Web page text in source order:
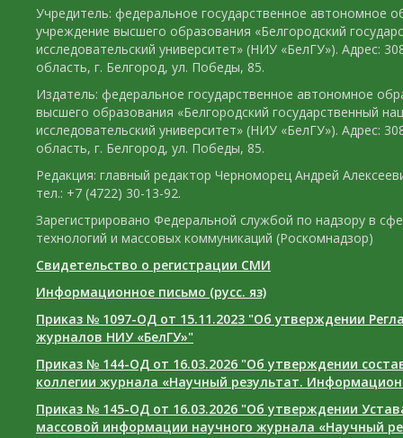
Учредитель: федеральное государственное автономное
учреждение высшего образования «Белгородский
исследовательский университет» (НИУ «БелГУ»). Адрес:
область, г. Белгород, ул. Победы, 85.
Издатель: федеральное государственное автономное
высшего образования «Белгородский государственный
исследовательский университет» (НИУ «БелГУ»). Адрес:
область, г. Белгород, ул. Победы, 85.
Редакция: главный редактор Черноморец Андрей
тел.: +7 (4722) 30-13-92.
Зарегистрировано Федеральной службой по надзору в
технологий и массовых коммуникаций (Роскомнадзор)
Свидетельство о регистрации СМИ
Информационное письмо (русс. яз)
Приказ № 1097-ОД от 15.11.2023 "Об утверждении
журналов НИУ «БелГУ»"
Приказ № 144-ОД от 16.03.2026 "Об утверждении
коллегии журнала «Научный результат.
Приказ № 145-ОД от 16.03.2026 "Об утверждении
массовой информации научного журнала «Научный